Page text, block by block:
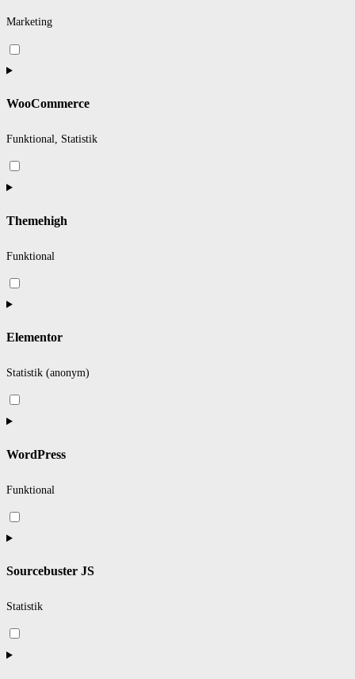
Marketing
Consent
to
google-
WooCommerce
Funktional, Statistik
Consent
to
woocommerce
Themehigh
Funktional
Consent
to
themehigh
Elementor
Statistik (anonym)
Consent
to
elementor
WordPress
Funktional
Consent
to
wordpress
Sourcebuster JS
Statistik
Consent
to